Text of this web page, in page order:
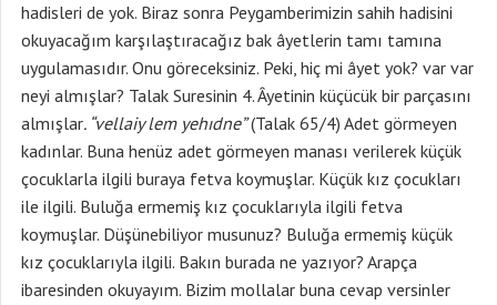
hadisleri de yok. Biraz sonra Peygamberimizin sahih hadisini
okuyacağım karşılaştıracağız bak âyetlerin tamı tamına
uygulamasıdır. Onu göreceksiniz. Peki, hiç mi âyet yok? var var
neyi almışlar? Talak Suresinin 4. Âyetinin küçücük bir parçasını
almışlar. “vellaiy lem yehıdne”(Talak 65/4) Adet görmeyen
kadınlar. Buna henüz adet görmeyen manası verilerek küçük
çocuklarla ilgili buraya fetva koymuşlar. Küçük kız çocukları
ile ilgili. Buluğa ermemiş kız çocuklarıyla ilgili fetva
koymuşlar. Düşünebiliyor musunuz? Buluğa ermemiş küçük
kız çocuklarıyla ilgili. Bakın burada ne yazıyor? Arapça
ibaresinden okuyayım. Bizim mollalar buna cevap versinler